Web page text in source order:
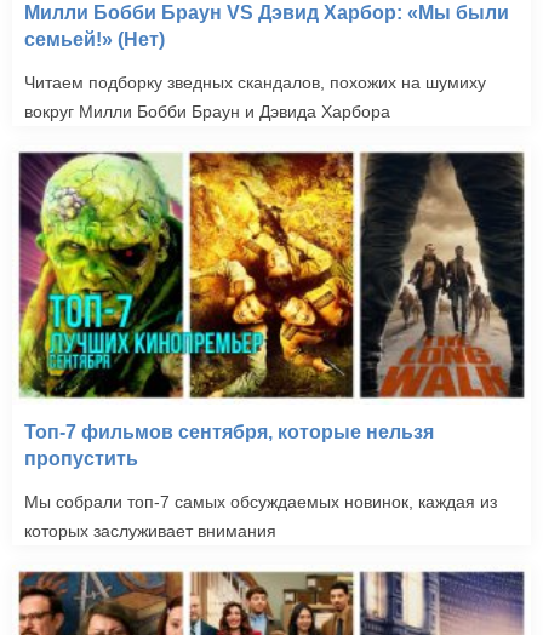
Милли Бобби Браун VS Дэвид Харбор: «Мы были
семьей!» (Нет)
Читаем подборку зведных скандалов, похожих на шумиху
вокруг Милли Бобби Браун и Дэвида Харбора
Топ-7 фильмов сентября, которые нельзя
пропустить
Мы собрали топ-7 самых обсуждаемых новинок, каждая из
которых заслуживает внимания